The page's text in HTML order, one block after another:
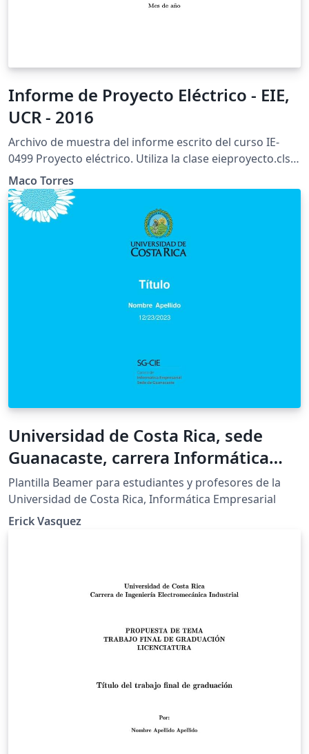
Informe de Proyecto Eléctrico - EIE,
UCR - 2016
Archivo de muestra del informe escrito del curso IE-
0499 Proyecto eléctrico. Utiliza la clase eieproyecto.cls
(V.M. Alfaro, febrero de 2013).
Maco Torres
Universidad de Costa Rica, sede
Guanacaste, carrera Informática
Empresarial, Beamer
Plantilla Beamer para estudiantes y profesores de la
Universidad de Costa Rica, Informática Empresarial
Erick Vasquez